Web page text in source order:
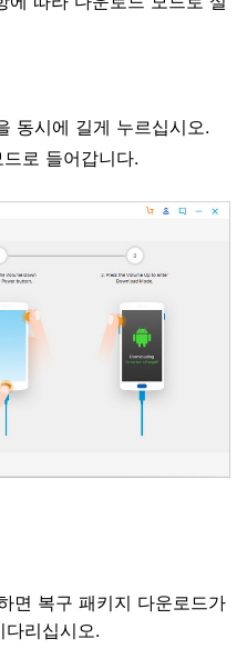
동시에 길게 누르십시오.
로 들어갑니다.
면 복구 패키지 다운로드가
리십시오.